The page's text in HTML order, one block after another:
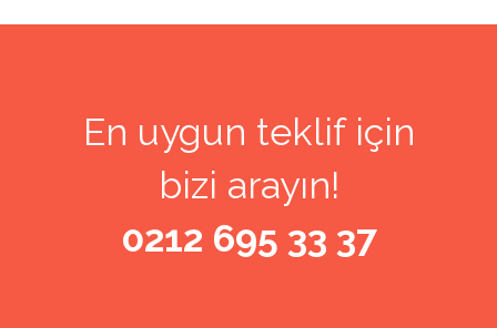
En uygun teklif için
bizi arayın!
0212 695 33 37